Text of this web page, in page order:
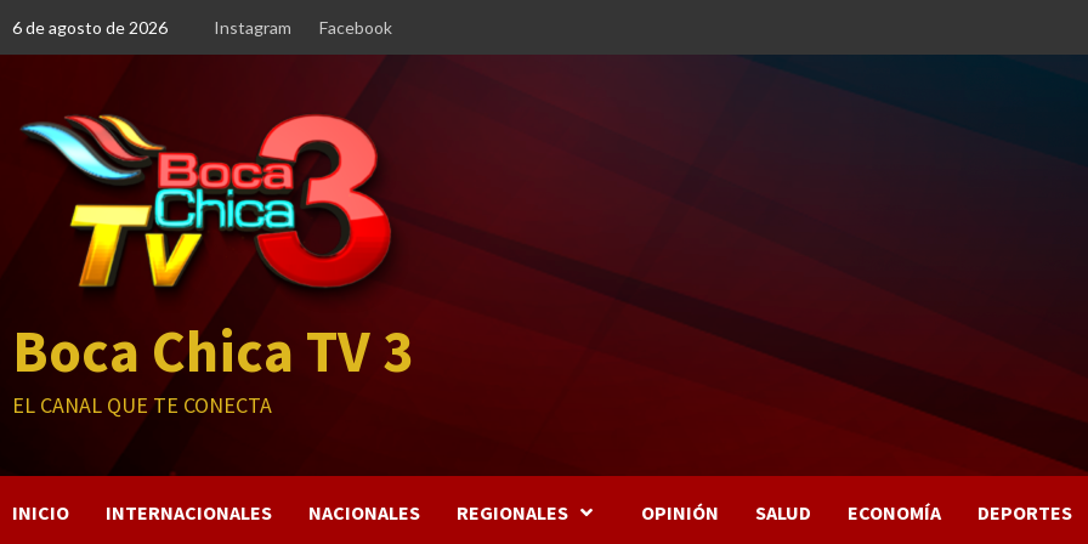
6 de agosto de 2026 Instagram Facebook
Boca Chica TV 3
EL CANAL QUE TE CONECTA
INICIO INTERNACIONALES NACIONALES REGIONALES OPINIÓN SALUD ECONOMÍA DEPORTES